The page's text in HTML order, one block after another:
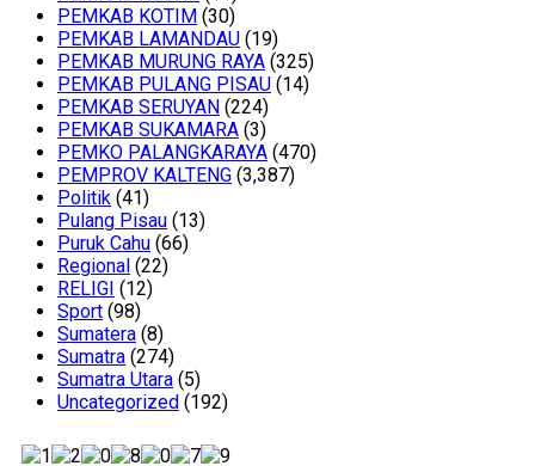
PEMKAB KOTIM (30)
PEMKAB LAMANDAU (19)
PEMKAB MURUNG RAYA (325)
PEMKAB PULANG PISAU (14)
PEMKAB SERUYAN (224)
PEMKAB SUKAMARA (3)
PEMKO PALANGKARAYA (470)
PEMPROV KALTENG (3,387)
Politik (41)
Pulang Pisau (13)
Puruk Cahu (66)
Regional (22)
RELIGI (12)
Sport (98)
Sumatera (8)
Sumatra (274)
Sumatra Utara (5)
Uncategorized (192)